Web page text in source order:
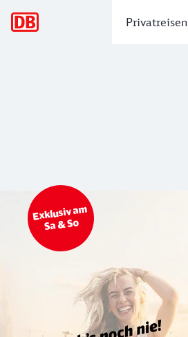
Privatreisen
Bahn Tickets & Services
Top Angebot
Exklusiv am
Sa & So